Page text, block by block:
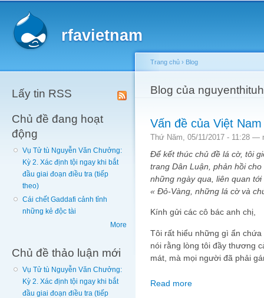
rfavietnam
Lấy tin RSS
Chủ đề đang hoạt
động
Vụ Tử tù Nguyễn Văn Chưởng:
Kỳ 2. Xác định tội ngay khi bắt
đầu giai đoạn điều tra (tiếp
theo)
Cái chết Gaddafi cảnh tỉnh
những kẻ độc tài
More
Chủ đề thảo luận mới
Vụ Tử tù Nguyễn Văn Chưởng:
Kỳ 2. Xác định tội ngay khi bắt
đầu giai đoạn điều tra (tiếp
You are here
Trang chủ › Blog
Blog của
Vấn đề của Việt
Thứ Năm, 05/11/2017 - 11:28 —
Để kết thúc chủ đề lá cờ, tôi
trang Dân Luận, phản hồi
những ngày qua, liên quan
« Đỏ-Vàng, những lá cờ và
Kính gửi các cô bác anh chị,
Tôi rất hiểu những gì ẩn
nói rằng lòng tôi đầy thương
mát, mà mọi người đã phải
Read more